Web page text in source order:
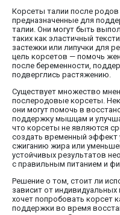
Корсеты талии после
предназначенные для
талии. Они могут быть
таких как эластичный
застежки или липучки для
цель корсетов — помочь
после беременности,
подверглись растяжению.
Существует множество
послеродовые корсеты.
они могут помочь в
поддержку мышцам и
что корсеты не являются
создать временный эффект
сжиганию жира или
устойчивых результатов
с правильным питанием и
Решение о том, стоит ли
зависит от
хочет попробовать корсет
поддержки во время